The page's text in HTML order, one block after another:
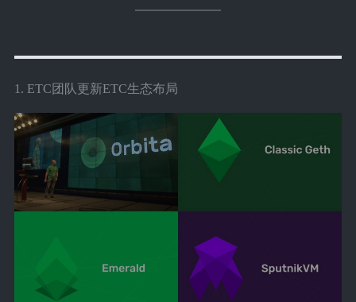
1. ETC团队更新ETC生态布局